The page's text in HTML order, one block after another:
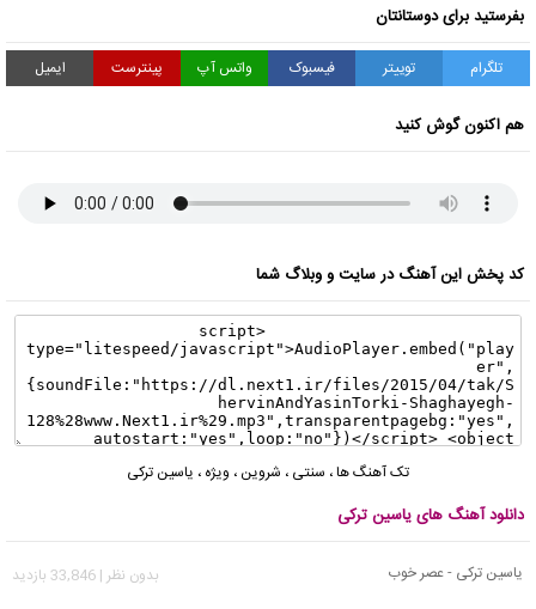
بفرستید برای دوستانتان
تلگرام توییتر فیسبوک واتس آپ پینترست ایمیل
هم اکنون گوش کنید
کد پخش این آهنگ در سایت و وبلاگ شما
تک آهنگ ها، سنتی ، شروین ، ویژه ، یاسین ترکی
دانلود آهنگ های یاسین ترکی
یاسین ترکی - عصر خوب
بدون نظر | 33,846 بازدید